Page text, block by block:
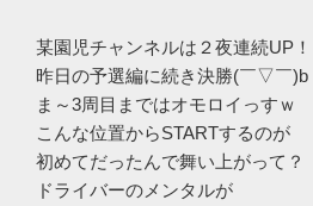
某園児チャンネルは２夜連続UP！
昨日の予選編に続き決勝(￣▽￣)b
ま～3周目まではオモロイっすｗ
こんな位置からSTARTするのが
初めてだったんで舞い上がって？
ドライバーのメンタルが